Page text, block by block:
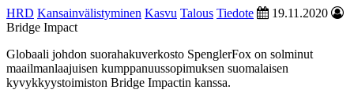
HRD Kansainvälistyminen Kasvu Talous Tiedote
19.11.2020
Bridge Impact
Globaali johdon suorahakuverkosto SpenglerFox on solminut
maailmanlaajuisen kumppanuussopimuksen suomalaisen
kyvykkyystoimiston Bridge Impactin kanssa.